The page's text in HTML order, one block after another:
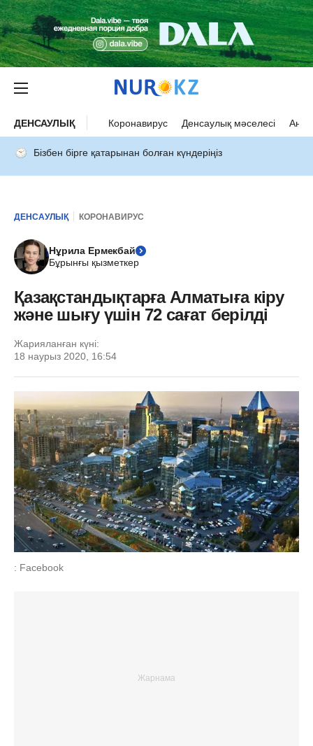
ДЕНСАУЛЫҚ Коронавирус Денсаулық мәселесі Ана
Бізбен бірге қатарынан болған күндеріңіз
ДЕНСАУЛЫҚ КОРОНАВИРУС
Нұрила Ермекбай
Бұрынғы қызметкер
Қазақстандықтарға Алматыға кіру
және шығу үшін 72 сағат берілді
Жарияланған күні:
18 наурыз 2020, 16:54
: Facebook